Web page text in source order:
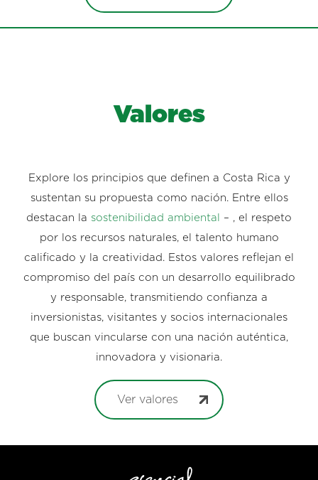
Valores
Explore los principios que definen a Costa Rica y
sustentan su propuesta como nación. Entre ellos
destacan la sostenibilidad ambiental
– , el respeto
por los recursos naturales, el talento humano
calificado y la creatividad. Estos valores reflejan el
compromiso del país con un desarrollo equilibrado
y responsable, transmitiendo confianza a
inversionistas, visitantes y socios internacionales
que buscan vincularse con una nación auténtica,
innovadora y visionaria.
Ver valores